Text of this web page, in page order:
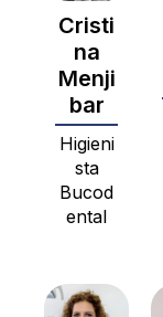
Cristi
na
Menji
bar
Higieni
sta
Bucod
ental